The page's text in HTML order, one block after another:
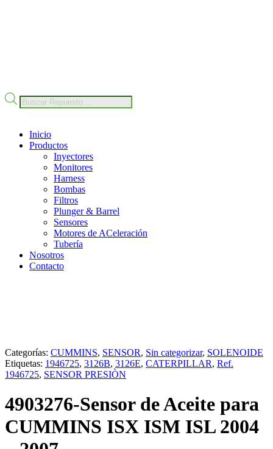
Búsqueda
de
Inicio
Productos
Inyectores
Monitores
Harness
Bombas
Filtros
Plunger & Barrel
Sensores
Motores de ACeleración
Tubería
Nosotros
Contacto
Categorías: CUMMINS, SENSOR, Sin categorizar, SOLENOIDE
Etiquetas: 1946725, 3126B, 3126E, CATERPILLAR, Ref.
1946725, SENSOR PRESIÒN
4903276-Sensor de Aceite para
CUMMINS ISX ISM ISL 2004